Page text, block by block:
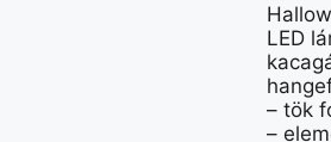
LED
– tök
–